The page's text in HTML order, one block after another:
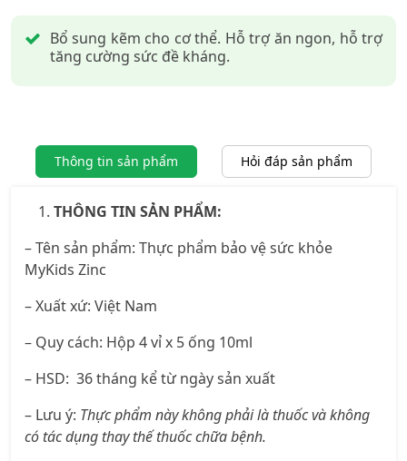
Bổ sung kẽm cho cơ thể. Hỗ trợ ăn ngon, hỗ trợ
tăng cường sức đề kháng.
Thông tin sản phẩm Hỏi đáp sản phẩm
THÔNG TIN SẢN PHẨM:
– Tên sản phẩm: Thực phẩm bảo vệ sức khỏe
MyKids Zinc
– Xuất xứ: Việt Nam
– Quy cách: Hộp 4 vỉ x 5 ống 10ml
– HSD: 36 tháng kể từ ngày sản xuất
– Lưu ý: Thực phẩm này không phải là thuốc và không
có tác dụng thay thế thuốc chữa bệnh.